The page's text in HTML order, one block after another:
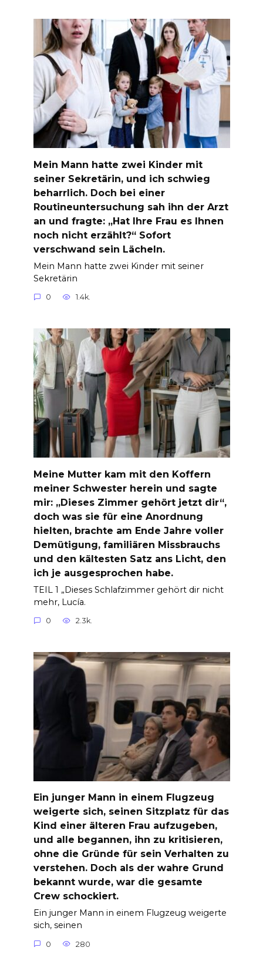
Mein Mann hatte zwei Kinder mit
seiner Sekretärin, und ich schwieg
beharrlich. Doch bei einer
Routineuntersuchung sah ihn der Arzt
an und fragte: „Hat Ihre Frau es Ihnen
noch nicht erzählt?“ Sofort
verschwand sein Lächeln.
Mein Mann hatte zwei Kinder mit seiner
Sekretärin
0 1.4k.
Meine Mutter kam mit den Koffern
meiner Schwester herein und sagte
mir: „Dieses Zimmer gehört jetzt dir“,
doch was sie für eine Anordnung
hielten, brachte am Ende Jahre voller
Demütigung, familiären Missbrauchs
und den kältesten Satz ans Licht, den
ich je ausgesprochen habe.
TEIL 1 „Dieses Schlafzimmer gehört dir nicht
mehr, Lucía.
0 2.3k.
Ein junger Mann in einem Flugzeug
weigerte sich, seinen Sitzplatz für das
Kind einer älteren Frau aufzugeben,
und alle begannen, ihn zu kritisieren,
ohne die Gründe für sein Verhalten zu
verstehen. Doch als der wahre Grund
bekannt wurde, war die gesamte
Crew schockiert.
Ein junger Mann in einem Flugzeug weigerte
sich, seinen
0 280